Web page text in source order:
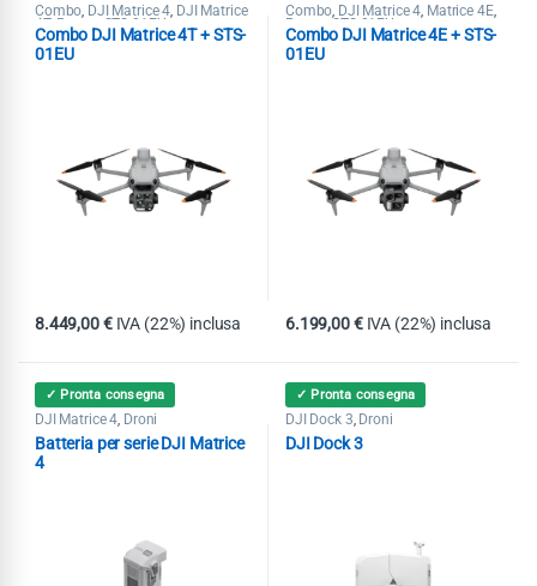
Combo, DJI Matrice 4, DJI Matrice
4T, Promo STS-01EU
Combo DJI Matrice 4T + STS-
01EU
8.449,00€ IVA (22%) inclusa
Combo, DJI Matrice 4, Matrice 4E,
Promo STS-01EU
Combo DJI Matrice 4E + STS-
01EU
6.199,00€ IVA (22%) inclusa
✓ Pronta consegna
DJI Matrice 4, Droni
Batteria per serie DJI Matrice
4
✓ Pronta consegna
DJI Dock 3, Droni
DJI Dock 3